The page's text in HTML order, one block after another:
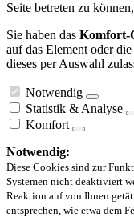
Seite betreten zu
Sie haben das Komfort-
auf das Element oder
dieses per Auswahl
Notwendig
Statistik & Analyse
Komfort
Notwendig:
Diese Cookies sind zur
Systemen nicht deaktiviert
Reaktion auf von Ihnen
entsprechen, wie etwa dem